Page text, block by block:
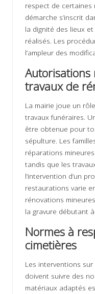
respect de certaines
démarche s’inscrit
la dignité des lieux
réalisés. Les
l’ampleur des
Autorisations
travaux de
La mairie joue un
travaux funéraires.
être obtenue pour
sépulture. Les
réparations
tandis que les
l’intervention d’un
restaurations varie
rénovations
la gravure débutant
Normes à
cimetières
Les interventions
doivent suivre des
matériaux adaptés